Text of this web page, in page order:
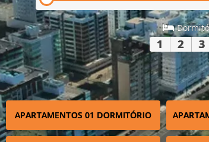
1 2 3
APARTAMENTOS 01 DORMITÓRIO